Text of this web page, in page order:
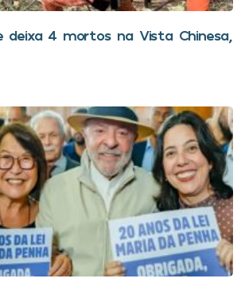
deixa 4 mortos na Vista Chinesa,